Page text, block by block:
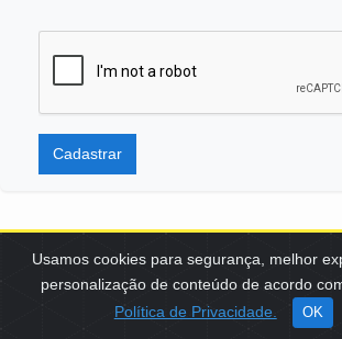
Usamos cookies para segurança, melhor
personalização de conteúdo de acordo
Política de Privacidade.
OK
Cadastrar
SCES, TRECHO 02, LOTE 22 CEP: 70200-002 |
61 3108-7000 / FBB@FBB.ORG.BR